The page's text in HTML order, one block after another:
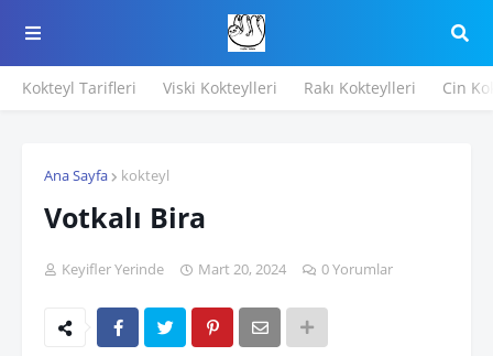
Kokteyl Tarifleri Viski Kokteylleri Rakı Kokteylleri Cin
Ana Sayfa kokteyl
Votkalı Bira
Keyifler Yerinde Mart 20, 2024 0 Yorumlar